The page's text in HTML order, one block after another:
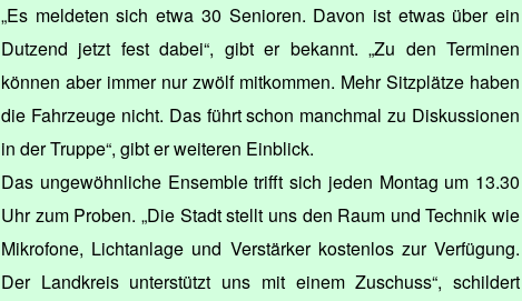
„Es meldeten sich etwa 30 Senioren. Davon ist etwas über ein
Dutzend jetzt fest dabei“, gibt er bekannt. „Zu den Terminen
können aber immer nur zwölf mitkommen. Mehr Sitzplätze haben
die Fahrzeuge nicht. Das führt schon manchmal zu Diskussionen
in der Truppe“, gibt er weiteren Einblick.
Das ungewöhnliche Ensemble trifft sich jeden Montag um 13.30
Uhr zum Proben. „Die Stadt stellt uns den Raum und Technik wie
Mikrofone, Lichtanlage und Verstärker kostenlos zur Verfügung.
Der Landkreis unterstützt uns mit einem Zuschuss“, schildert